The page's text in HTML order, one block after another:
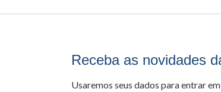
Receba as novidades
Usaremos seus dados para entrar